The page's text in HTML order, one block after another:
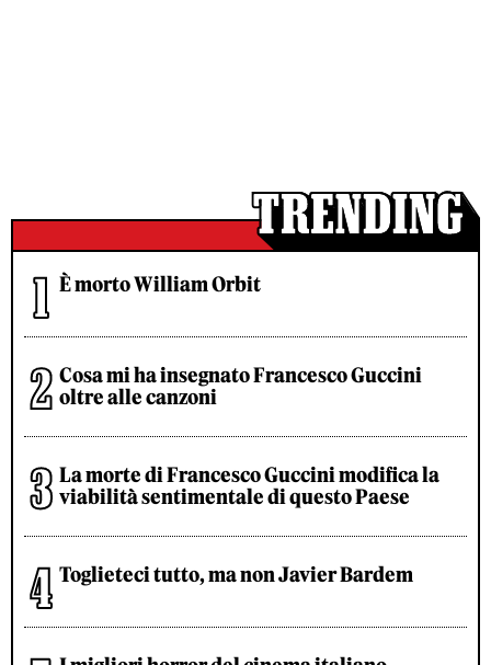
È morto William Orbit
Cosa mi ha insegnato Francesco Guccini
oltre alle canzoni
La morte di Francesco Guccini modifica la
viabilità sentimentale di questo Paese
Toglieteci tutto, ma non Javier Bardem